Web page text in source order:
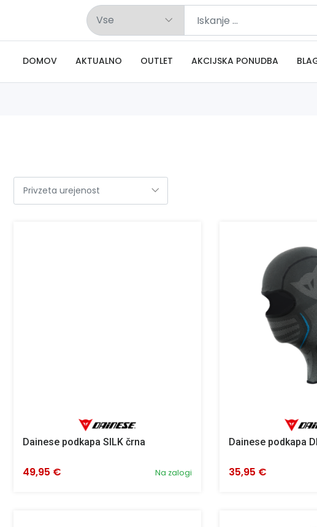
DOMOV AKTUALNO OUTLET AKCIJSKA PONUDBA
Dainese podkapa SILK črna
Na zalogi
49,95 €
Dainese podkapa
35,95 €